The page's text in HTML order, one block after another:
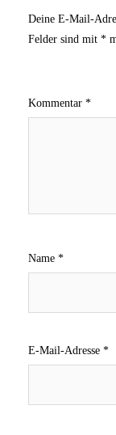
Deine E-Mail-
Felder sind mit *
Kommentar *
Name *
E-Mail-Adresse *